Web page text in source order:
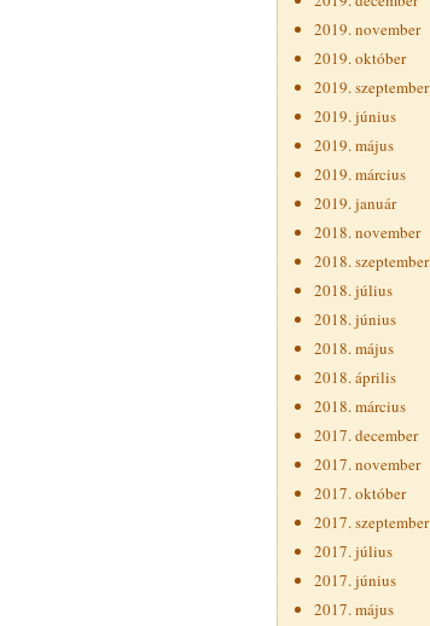
2019. november
2019. október
2019. szeptember
2019. június
2019. május
2019. március
2019. január
2018. november
2018. szeptember
2018. július
2018. június
2018. május
2018. április
2018. március
2017. december
2017. november
2017. október
2017. szeptember
2017. július
2017. június
2017. május